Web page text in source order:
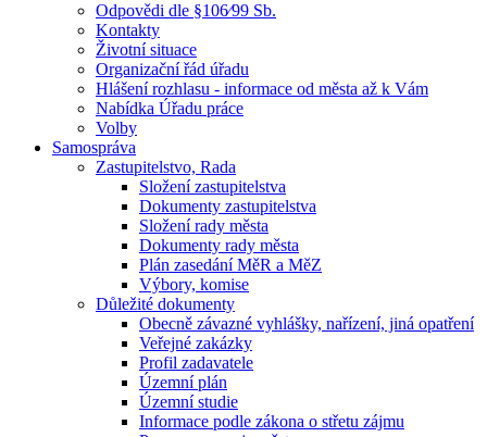
Odpovědi dle §106⁄99 Sb.
Kontakty
Životní situace
Organizační řád úřadu
Hlášení rozhlasu - informace od města až k Vám
Nabídka Úřadu práce
Volby
Samospráva
Zastupitelstvo, Rada
Složení zastupitelstva
Dokumenty zastupitelstva
Složení rady města
Dokumenty rady města
Plán zasedání MěR a MěZ
Výbory, komise
Důležité dokumenty
Obecně závazné vyhlášky, nařízení, jiná opatření
Veřejné zakázky
Profil zadavatele
Územní plán
Územní studie
Informace podle zákona o střetu zájmu